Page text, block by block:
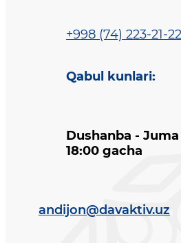
+998 (74) 223-21-22
Qabul kunlari:
Dushanba -
18:00 gacha
andijon@davaktiv.uz